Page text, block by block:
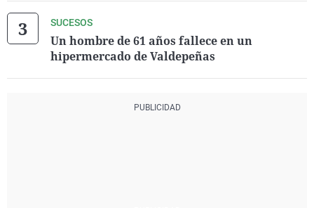
SUCESOS
Un hombre de 61 años fallece en un
hipermercado de Valdepeñas